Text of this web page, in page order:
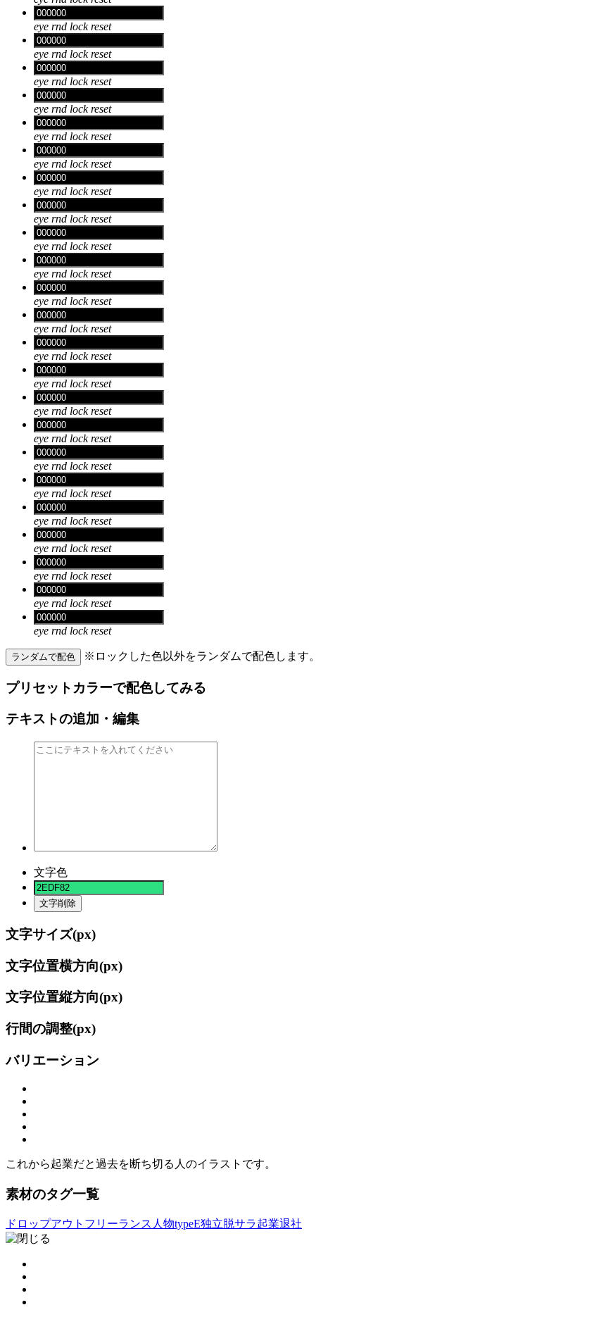
eye rnd lock reset
eye rnd lock reset
eye rnd lock reset
eye rnd lock reset
eye rnd lock reset
eye rnd lock reset
eye rnd lock reset
eye rnd lock reset
eye rnd lock reset
eye rnd lock reset
eye rnd lock reset
eye rnd lock reset
eye rnd lock reset
eye rnd lock reset
eye rnd lock reset
eye rnd lock reset
eye rnd lock reset
eye rnd lock reset
eye rnd lock reset
eye rnd lock reset
eye rnd lock reset
eye rnd lock reset
eye rnd lock reset
ランダムで配色 ※ロックした色以外をランダムで配色します。
プリセットカラーで配色してみる
テキストの追加・編集
文字色
文字削除
文字サイズ(px)
文字位置横方向(px)
文字位置縦方向(px)
行間の調整(px)
バリエーション
これから起業だと過去を断ち切る人のイラストです。
素材のタグ一覧
ドロップアウト フリーランス 人物typeE独立脱サラ起業退社